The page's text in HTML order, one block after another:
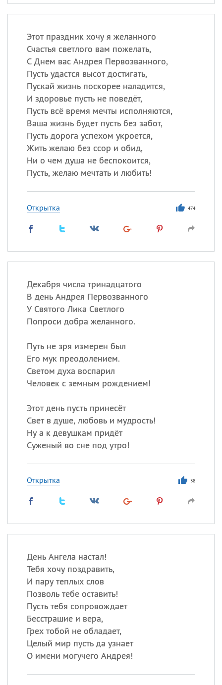
Этот праздник хочу я желанного
Счастья светлого вам пожелать,
С Днем вас Андрея Первозванного,
Пусть удастся высот достигать,
Пускай жизнь поскорее наладится,
И здоровье пусть не поведёт,
Пусть всё время мечты исполняются,
Ваша жизнь будет пусть без забот,
Пусть дорога успехом укроется,
Жить желаю без ссор и обид,
Ни о чем душа не беспокоится,
Пусть, желаю мечтать и любить!
Открытка 474
Декабря числа тринадцатого
В день Андрея Первозванного
У Святого Лика Светлого
Попроси добра желанного.
Путь не зря измерен был
Его мук преодолением.
Светом духа воспарил
Человек с земным рождением!
Этот день пусть принесёт
Свет в душе, любовь и мудрость!
Ну а к девушкам придёт
Суженый во сне под утро!
Открытка 38
День Ангела настал!
Тебя хочу поздравить,
И пару теплых слов
Позволь тебе оставить!
Пусть тебя сопровождает
Бесстрашие и вера,
Грех тобой не обладает,
Целый мир пусть да узнает
О имени могучего Андрея!